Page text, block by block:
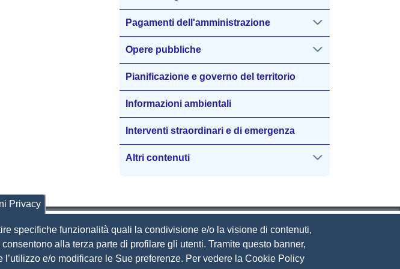
Pagamenti dell'amministrazione
Opere pubbliche
Pianificazione e governo del territorio
Informazioni ambientali
Interventi straordinari e di emergenza
Altri contenuti
Privacy
specifiche funzionalità quali la condivisione e/o la visione di contenuti,
alla terza parte di profilare gli utenti. Tramite questo banner,
e/o modificare le Sue preferenze. Per vedere la Cookie Policy